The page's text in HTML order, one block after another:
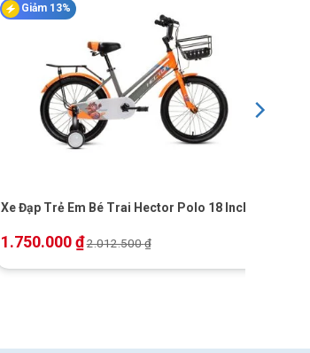
Giảm 13%
Xe Đạp Trẻ Em Bé Trai Hector Polo 18 Inch
1.750.000₫2.012.500₫